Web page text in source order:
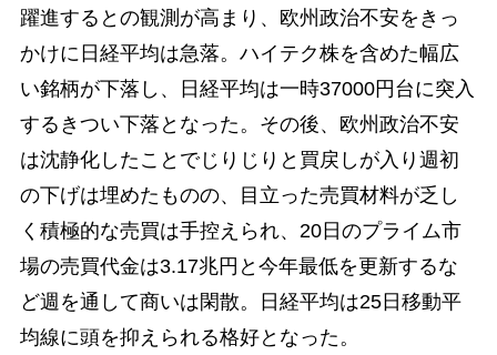
躍進するとの観測が高まり、欧州政治不安をきっ
かけに日経平均は急落。ハイテク株を含めた幅広
い銘柄が下落し、日経平均は一時37000円台に突入
するきつい下落となった。その後、欧州政治不安
は沈静化したことでじりじりと買戻しが入り週初
の下げは埋めたものの、目立った売買材料が乏し
く積極的な売買は手控えられ、20日のプライム市
場の売買代金は3.17兆円と今年最低を更新するな
ど週を通して商いは閑散。日経平均は25日移動平
均線に頭を抑えられる格好となった。